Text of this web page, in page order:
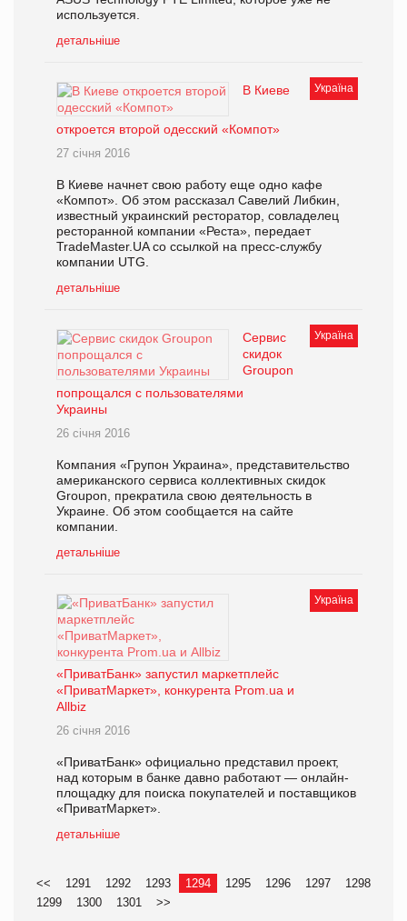
используется.
детальніше
Україна
В Киеве
откроется второй одесский «Компот»
27 січня 2016
В Киеве начнет свою работу еще одно кафе
«Компот». Об этом рассказал Савелий Либкин,
известный украинский ресторатор, совладелец
ресторанной компании «Реста», передает
TradeMaster.UA со ссылкой на пресс-службу
компании UTG.
детальніше
Україна
Сервис
скидок
Groupon
попрощался с пользователями
Украины
26 січня 2016
Компания «Групон Украина», представительство
американского сервиса коллективных скидок
Groupon, прекратила свою деятельность в
Украине. Об этом сообщается на сайте
компании.
детальніше
Україна
«ПриватБанк» запустил маркетплейс
«ПриватМаркет», конкурента Prom.ua и
Allbiz
26 січня 2016
«ПриватБанк» официально представил проект,
над которым в банке давно работают — онлайн-
площадку для поиска покупателей и поставщиков
«ПриватМаркет».
детальніше
<< 1291 1292 1293 1294 1295 1296 1297
1298
1299
1300 1301 >>